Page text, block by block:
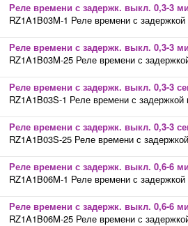
Реле времени с задержк. выкл. 0,3-3
RZ1A1B03M-1 Реле времени с
Реле времени с задержк. выкл. 0,3-3
RZ1A1B03M-25 Реле времени с
Реле времени с задержк. выкл. 0,3-3
RZ1A1B03S-1 Реле времени с
Реле времени с задержк. выкл. 0,3-3
RZ1A1B03S-25 Реле времени с
Реле времени с задержк. выкл. 0,6-6
RZ1A1B06M-1 Реле времени с
Реле времени с задержк. выкл. 0,6-6
RZ1A1B06M-25 Реле времени с